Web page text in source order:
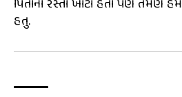
પિતાનો રસ્તો ખોટો હતો પણ તેમણે
હતુ.